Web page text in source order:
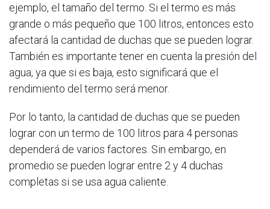
ejemplo, el tamaño del termo. Si el termo es más
grande o más pequeño que 100 litros, entonces esto
afectará la cantidad de duchas que se pueden lograr.
También es importante tener en cuenta la presión del
agua, ya que si es baja, esto significará que el
rendimiento del termo será menor.
Por lo tanto, la cantidad de duchas que se pueden
lograr con un termo de 100 litros para 4 personas
dependerá de varios factores. Sin embargo, en
promedio se pueden lograr entre 2 y 4 duchas
completas si se usa agua caliente.